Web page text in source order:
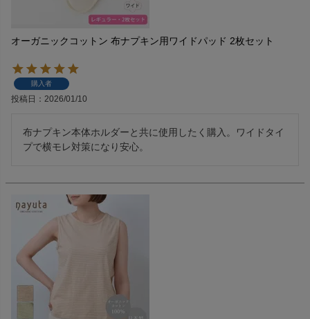
オーガニックコットン 布ナプキン用ワイドパッド 2枚セット
購入者
投稿日 2026/01/10
布ナプキン本体ホルダーと共に使用したく購入。ワイドタイ
プで横モレ対策になり安心。